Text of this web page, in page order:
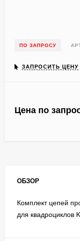
ПО ЗАПРОСУ
ЗАПРОСИТЬ ЦЕНУ
Цена по
ОБЗОР
Комплект цепей
для квадроциклов